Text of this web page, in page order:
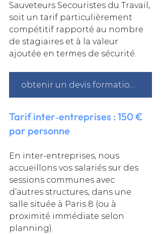
Sauveteurs Secouristes du Travail,
soit un tarif particulièrement
compétitif rapporté au nombre
de stagiaires et à la valeur
ajoutée en termes de sécurité.
obtenir un devis formation sst à Paris
Tarif inter‑entreprises : 150 €
par personne
En inter‑entreprises, nous
accueillons vos salariés sur des
sessions communes avec
d’autres structures, dans une
salle située à Paris 8 (ou à
proximité immédiate selon
planning).